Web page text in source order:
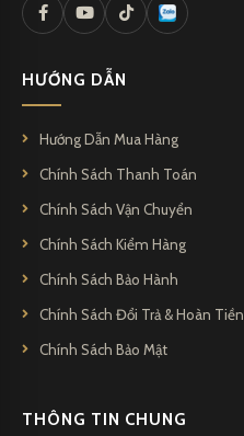
HƯỚNG DẪN
Hướng Dẫn Mua Hàng
Chính Sách Thanh Toán
Chính Sách Vận Chuyển
Chính Sách Kiểm Hàng
Chính Sách Bảo Hành
Chính Sách Đổi Trả & Hoàn Tiền
Chính Sách Bảo Mật
THÔNG TIN CHUNG